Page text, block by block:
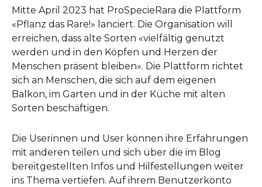
Mitte April 2023 hat ProSpecieRara die Plattform
«Pflanz das Rare!» lanciert. Die Organisation will
erreichen, dass alte Sorten «vielfältig genutzt
werden und in den Köpfen und Herzen der
Menschen präsent bleiben». Die Plattform richtet
sich an Menschen, die sich auf dem eigenen
Balkon, im Garten und in der Küche mit alten
Sorten beschäftigen.
Die Userinnen und User können ihre Erfahrungen
mit anderen teilen und sich über die im Blog
bereitgestellten Infos und Hilfestellungen weiter
ins Thema vertiefen. Auf ihrem Benutzerkonto